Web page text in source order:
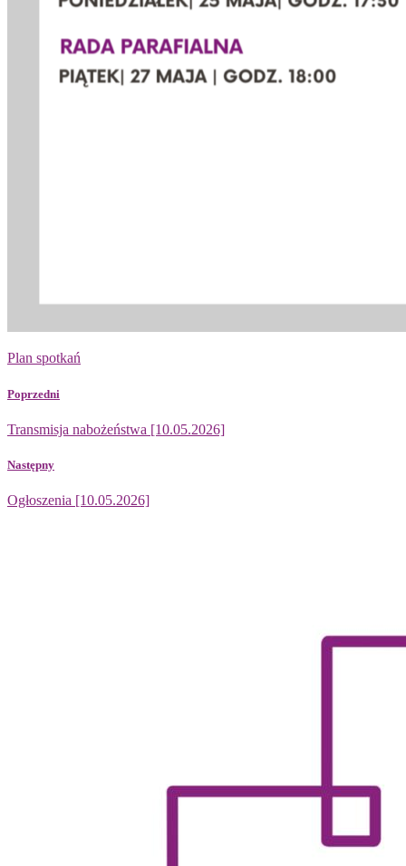
Plan spotkań
Poprzedni
Transmisja nabożeństwa [10.05.2026]
Następny
Ogłoszenia [10.05.2026]